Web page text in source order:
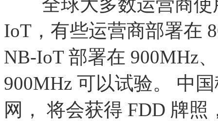
全球大多数运营商使
IoT，有些运营商部署在
NB-IoT 部署在 900MHz
900MHz 可以试验。 中
网， 将会获得 FDD 牌